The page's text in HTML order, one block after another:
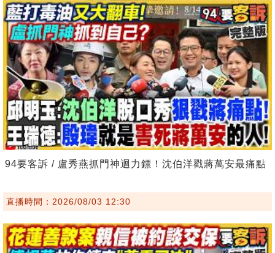
94要客訴 / 盧秀燕抓門神迴力鏢！沈伯洋戳蔣萬安最痛點
直播時間：2026/08/03 12:30